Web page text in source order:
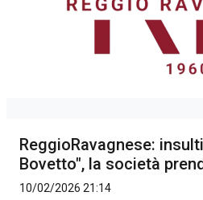
ReggioRavagnese:
Bovetto", la società
10/02/2026 21:14